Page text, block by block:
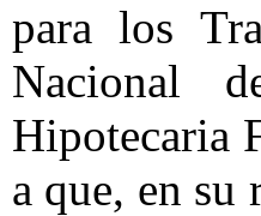
para los
Nacional
Hipotecaria
a que, en su